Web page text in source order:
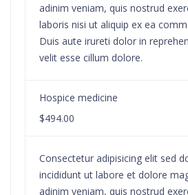
adinim veniam, quis nostrud
laboris nisi ut aliquip ex ea
Duis aute irureti dolor in
velit esse cillum dolore.
Hospice medicine
$494.00
Consectetur adipisicing elit sed
incididunt ut labore et dolore
adinim veniam, quis nostrud